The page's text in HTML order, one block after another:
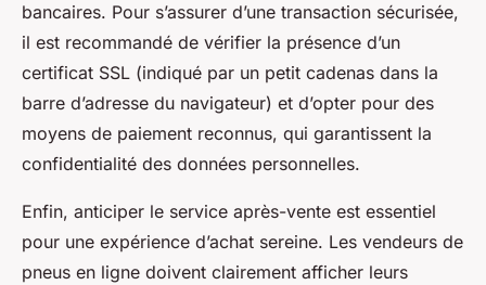
bancaires. Pour s’assurer d’une transaction sécurisée,
il est recommandé de vérifier la présence d’un
certificat SSL (indiqué par un petit cadenas dans la
barre d’adresse du navigateur) et d’opter pour des
moyens de paiement reconnus, qui garantissent la
confidentialité des données personnelles.
Enfin, anticiper le service après-vente est essentiel
pour une expérience d’achat sereine. Les vendeurs de
pneus en ligne doivent clairement afficher leurs